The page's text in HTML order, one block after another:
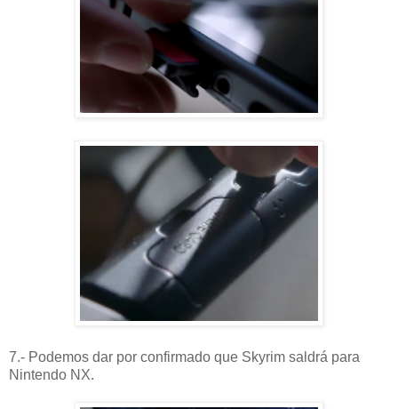
7.- Podemos dar por confirmado que Skyrim saldrá para
Nintendo NX.